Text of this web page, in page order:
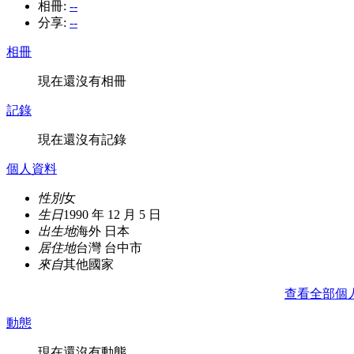
相冊: --
分享: --
相冊
現在還沒有相冊
記錄
現在還沒有記錄
個人資料
性別女
生日1990 年 12 月 5 日
出生地海外 日本
居住地台灣 台中市
來自其他國家
查看全部個
動態